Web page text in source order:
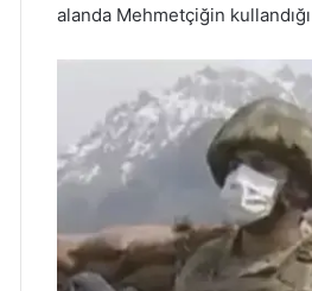
alanda Mehmetçiğin